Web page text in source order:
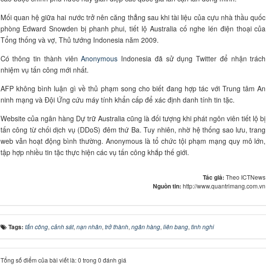
Mối quan hệ giữa hai nước trở nên căng thẳng sau khi tài liệu của cựu nhà thầu quốc
phòng Edward Snowden bị phanh phui, tiết lộ Australia cố nghe lén điện thoại của
Tổng thống và vợ, Thủ tướng Indonesia năm 2009.
Có thông tin thành viênAnonymous Indonesia đã sử dụng Twitter để nhận trách
nhiệm vụ tấn công mới nhất.
AFP không bình luận gì về thủ phạm song cho biết đang hợp tác với Trung tâm An
ninh mạng và Đội Ứng cứu máy tính khẩn cấp để xác định danh tính tin tặc.
Website của ngân hàng Dự trữ Australia cũng là đối tượng khi phát ngôn viên tiết lộ bị
tấn công từ chối dịch vụ (DDoS) đêm thứ Ba. Tuy nhiên, nhờ hệ thống sao lưu, trang
web vẫn hoạt động bình thường. Anonymous là tổ chức tội phạm mạng quy mô lớn,
tập hợp nhiều tin tặc thực hiện các vụ tấn công khắp thế giới.
Tác giả:Theo ICTNews
Nguồn tin:http://www.quantrimang.com.vn
Tags: tấn công, cảnh sát, nạn nhân, trở thành, ngân hàng, liên bang, tình nghi
Tổng số điểm của bài viết là: 0 trong 0 đánh giá